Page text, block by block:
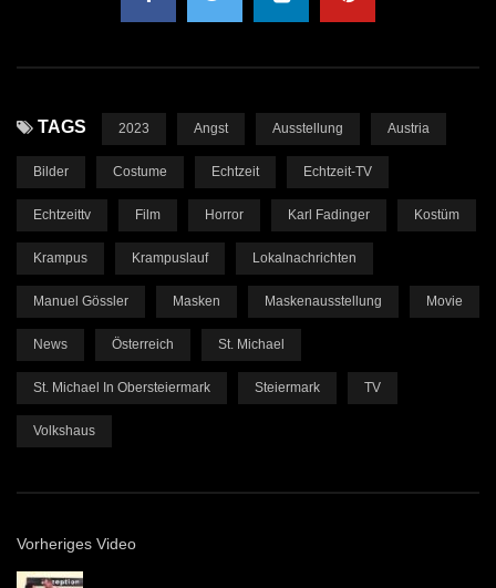
TAGS 2023 Angst Ausstellung Austria
Bilder Costume Echtzeit Echtzeit-TV
Echtzeittv Film Horror Karl Fadinger Kostüm
Krampus Krampuslauf Lokalnachrichten
Manuel Gössler Masken Maskenausstellung Movie
News Österreich St. Michael
St. Michael In Obersteiermark Steiermark TV
Volkshaus
Vorheriges Video